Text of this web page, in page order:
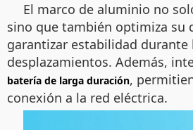
El marco de aluminio no
sino que también optimiza su
garantizar estabilidad durante
desplazamientos. Además,
batería de larga duración,
conexión a la red eléctrica.